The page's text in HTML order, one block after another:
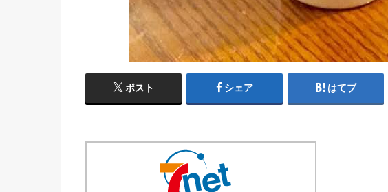
ポスト シェア はてブ